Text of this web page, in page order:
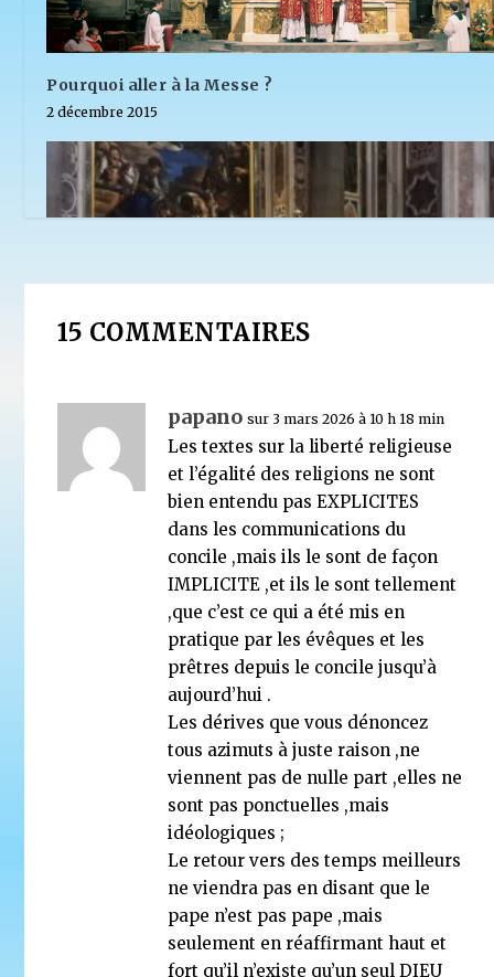
Pourquoi aller à la Messe ?
2 décembre 2015
Au sujet de l’orientation du prêtre durant la
15 COMMENTAIRES
papano sur 3 mars 2026 à 10 h 18 min
Les textes sur la liberté religieuse
et l’égalité des religions ne sont
bien entendu pas EXPLICITES
dans les communications du
concile ,mais ils le sont de façon
IMPLICITE ,et ils le sont tellement
,que c’est ce qui a été mis en
pratique par les évêques et les
prêtres depuis le concile jusqu’à
aujourd’hui .
Les dérives que vous dénoncez
tous azimuts à juste raison ,ne
viennent pas de nulle part ,elles ne
sont pas ponctuelles ,mais
idéologiques ;
Le retour vers des temps meilleurs
ne viendra pas en disant que le
pape n’est pas pape ,mais
seulement en réaffirmant haut et
fort qu’il n’existe qu’un seul DIEU